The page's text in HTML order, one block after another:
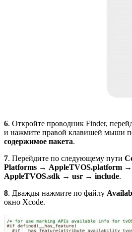
6. Откройте проводник Finder,
и нажмите правой клавишей мыши
содержимое пакета.
7. Перейдите по следующему пути
Platforms → AppleTVOS.platform →
AppleTVOS.sdk → usr → include.
8. Дважды нажмите по файлу
окно Xcode.